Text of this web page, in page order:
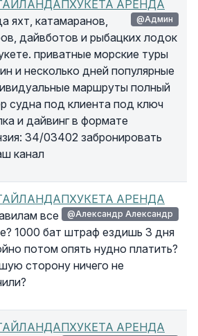
АРЕНДА
@Админ
яхт, катамаранов,
дайвботов и рыбацких лодок
приватные морские туры
и несколько дней популярные
маршруты полный
судна под клиента под ключ
и дайвинг в формате
34/03402 забронировать
канал
АРЕНДА
@Александр Александр
все
1000 бат штраф ездишь 3 дня
потом опять нудно платить?
сторону ничего не
АРЕНДА